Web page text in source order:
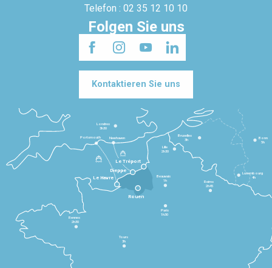
Telefon : 02 35 12 10 10
Folgen Sie uns
Kontaktieren Sie uns
Le Havre
Dieppe
Le Tréport
Rennes
2h30
Tours
3h
Paris
1h30
Beauvais
1h
Reims
2h45
Lille
2h30
Bruxelles
3h
Londres
3h30
Newhaven
Portsmouth
Bonn
5h
Luxembourg
4h
Rouen